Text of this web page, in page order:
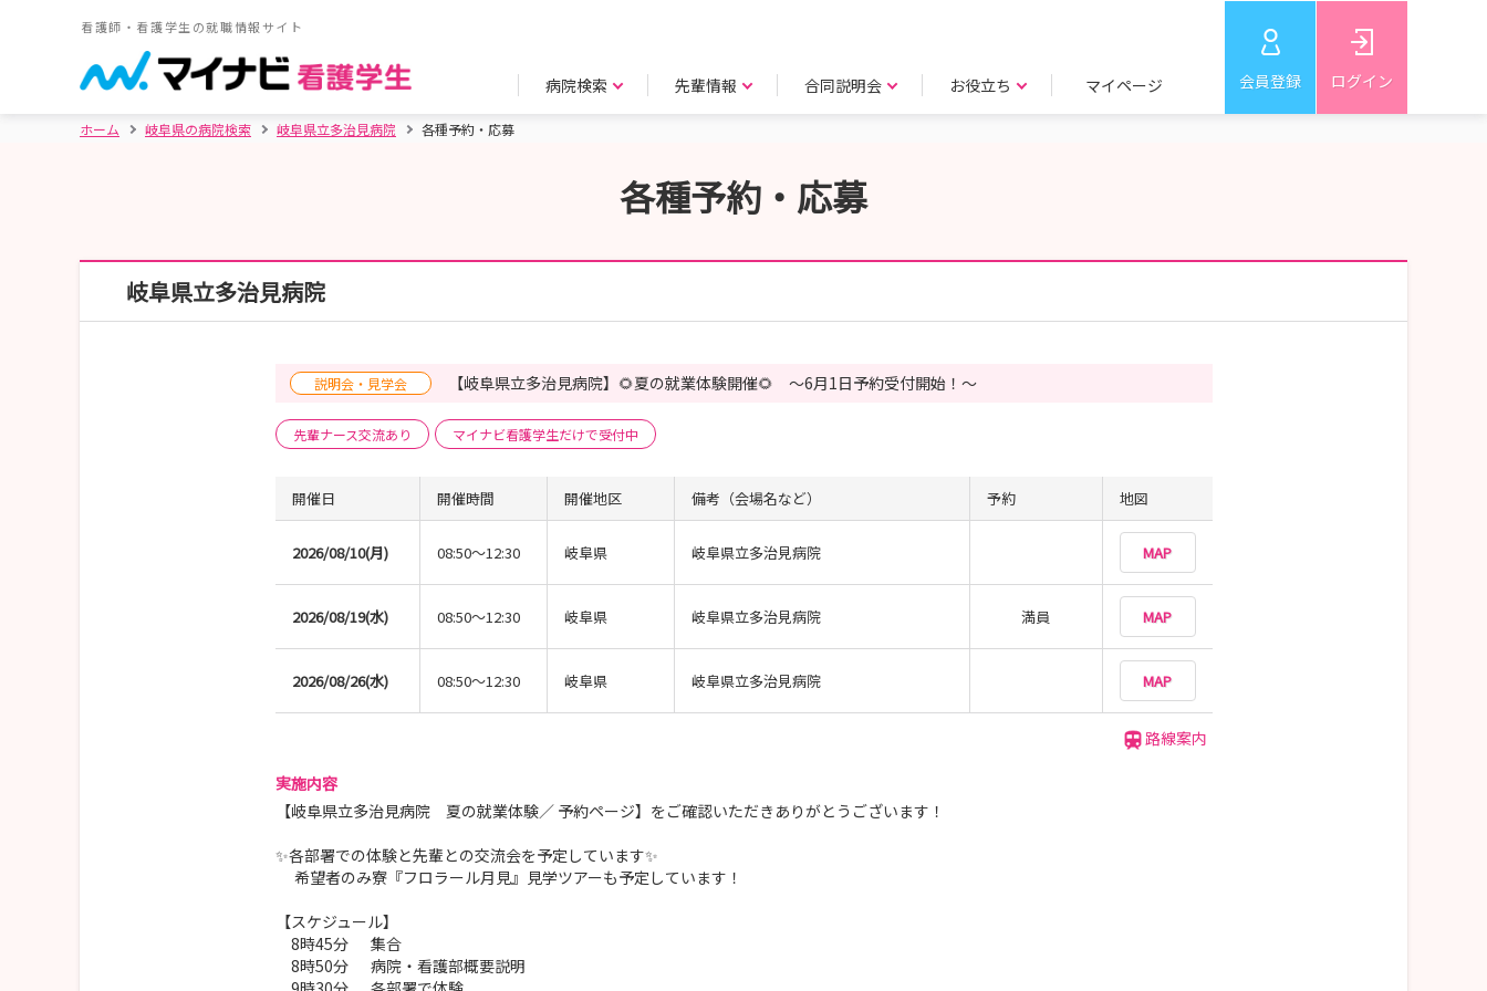
看護師・看護学生の就職情報サイト
病院検索 先輩情報 合同説明会 お役立ち マイページ 会員登録 ログイン
ホーム 岐阜県の病院検索 岐阜県立多治見病院 各種予約・応募
各種予約・応募
岐阜県立多治見病院
説明会・見学会 【岐阜県立多治見病院】🌻夏の就業体験開催🌻 ～6月1日予約受付開始！～
先輩ナース交流あり マイナビ看護学生だけで受付中
開催日 開催時間 開催地区 備考（会場名など） 予約 地図
2026/08/10(月) 08:50～12:30 岐阜県 岐阜県立多治見病院 MAP
2026/08/19(水) 08:50～12:30 岐阜県 岐阜県立多治見病院 満員 MAP
2026/08/26(水) 08:50～12:30 岐阜県 岐阜県立多治見病院 MAP
路線案内
実施内容
【岐阜県立多治見病院 夏の就業体験／ 予約ページ】をご確認いただきありがとうございます！
✨各部署での体験と先輩との交流会を予定しています✨
希望者のみ寮『フロラール月見』見学ツアーも予定しています！
【スケジュール】
8時45分 集合
8時50分 病院・看護部概要説明